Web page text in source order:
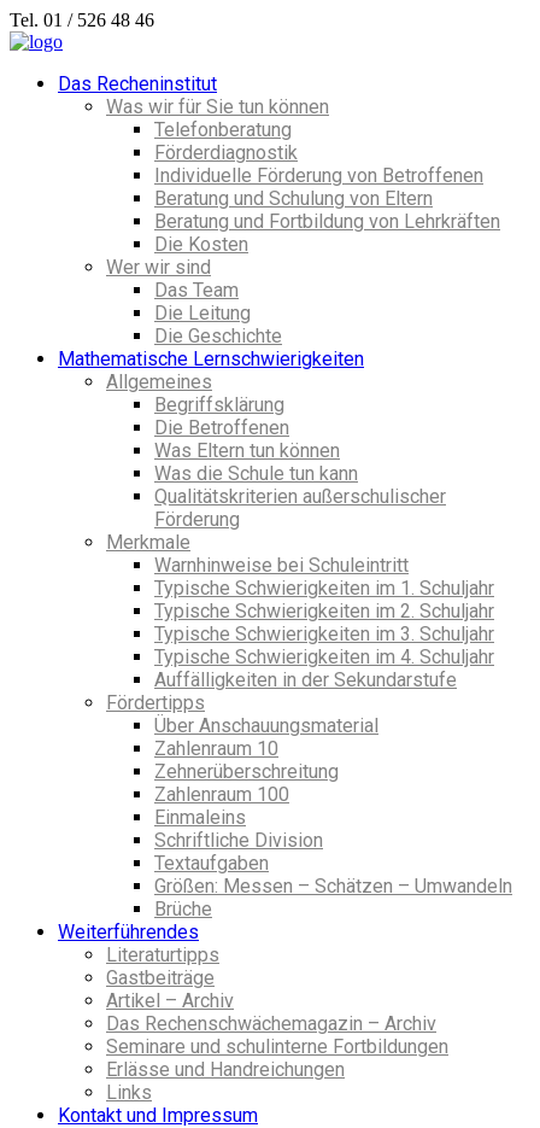
Tel. 01 / 526 48 46
Das Recheninstitut
Was wir für Sie tun können
Telefonberatung
Förderdiagnostik
Individuelle Förderung von Betroffenen
Beratung und Schulung von Eltern
Beratung und Fortbildung von Lehrkräften
Die Kosten
Wer wir sind
Das Team
Die Leitung
Die Geschichte
Mathematische Lernschwierigkeiten
Allgemeines
Begriffsklärung
Die Betroffenen
Was Eltern tun können
Was die Schule tun kann
Qualitätskriterien außerschulischer
Förderung
Merkmale
Warnhinweise bei Schuleintritt
Typische Schwierigkeiten im 1. Schuljahr
Typische Schwierigkeiten im 2. Schuljahr
Typische Schwierigkeiten im 3. Schuljahr
Typische Schwierigkeiten im 4. Schuljahr
Auffälligkeiten in der Sekundarstufe
Fördertipps
Über Anschauungsmaterial
Zahlenraum 10
Zehnerüberschreitung
Zahlenraum 100
Einmaleins
Schriftliche Division
Textaufgaben
Größen: Messen – Schätzen – Umwandeln
Brüche
Weiterführendes
Literaturtipps
Gastbeiträge
Artikel – Archiv
Das Rechenschwächemagazin – Archiv
Seminare und schulinterne Fortbildungen
Erlässe und Handreichungen
Links
Kontakt und Impressum